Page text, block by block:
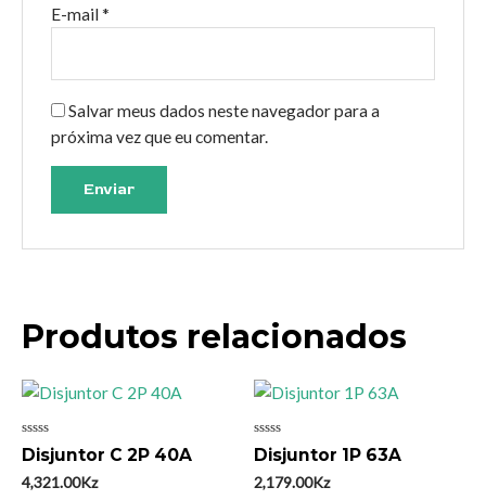
E-mail *
Salvar meus dados neste navegador para a
próxima vez que eu comentar.
Produtos relacionados
Avaliação
0
de
5
Disjuntor C 2P 40A
4,321.00Kz
Avaliação
0
de
5
Disjuntor 1P 63A
2,179.00Kz